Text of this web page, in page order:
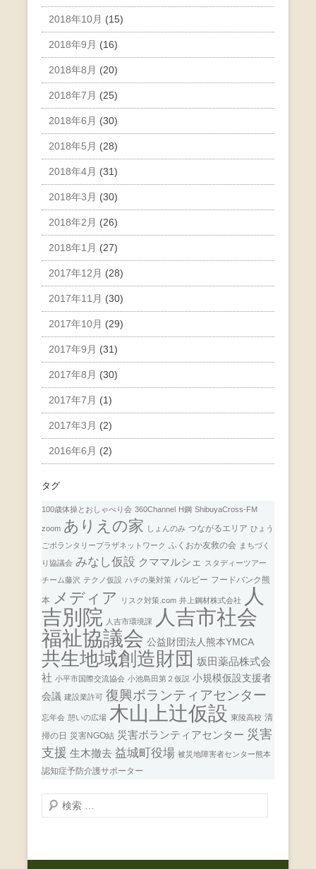
2018年10月 (15)
2018年9月 (16)
2018年8月 (20)
2018年7月 (25)
2018年6月 (30)
2018年5月 (28)
2018年4月 (31)
2018年3月 (30)
2018年2月 (26)
2018年1月 (27)
2017年12月 (28)
2017年11月 (30)
2017年10月 (29)
2017年9月 (31)
2017年8月 (30)
2017年7月 (1)
2017年3月 (2)
2016年6月 (2)
タグ
100歳体操とおしゃべり会 360Channel H鋼 ShibuyaCross-FM
zoom ありえの家 しょんのみ つながるエリア ひょう
ごボランタリープラザネットワーク ふくおか友救の会 まちづく
り協議会 みなし仮設 クママルシェ
スタディーツアー
チーム藤沢 テクノ仮設 ハチの巣対策 バルビー フードバンク熊
本 メディア リスク対策.com 井上鋼材株式会社
人
吉別院
人吉市環境課
人吉市社会
福祉協議会 公益財団法人熊本YMCA
共生地域創造財団 坂田薬品株式会
社 小平市国際交流協会 小池島田第２仮説 小規模仮設支援者
会議 建設業許可 復興ボランティアセンター
忘年会 憩いの広場 木山上辻仮設 東陵高校 清
掃の日 災害NGO結 災害ボランティアセンター 災害
支援 生木撤去 益城町役場 被災地障害者センター熊本
認知症予防介護サポーター
検
索